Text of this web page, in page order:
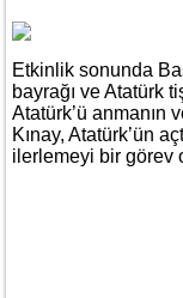
Etkinlik sonunda
bayrağı ve Atatürk
Atatürk’ü anmanın
Kınay, Atatürk’ün
ilerlemeyi bir görev